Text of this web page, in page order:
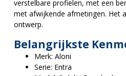
verstelbare profielen, met een
met afwijkende afmetingen. Het
ontwerp.
Belangrijkste
Merk: Aloni
Serie: Entra